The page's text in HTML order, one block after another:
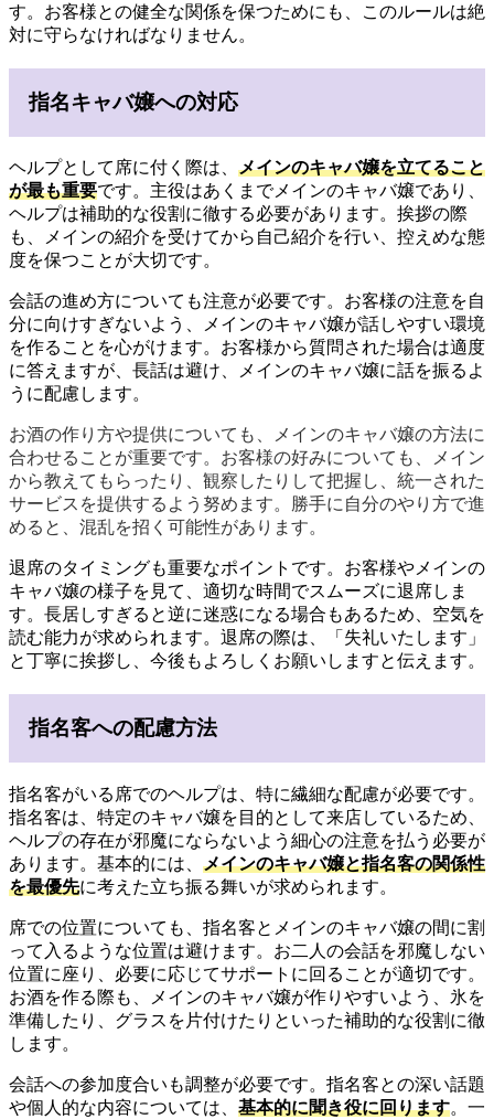
す。お客様との健全な関係を保つためにも、このルールは絶
対に守らなければなりません。
指名キャバ嬢への対応
ヘルプとして席に付く際は、 メインのキャバ嬢を立てること
が最も重要です。主役はあくまでメインのキャバ嬢であり、
ヘルプは補助的な役割に徹する必要があります。挨拶の際
も、メインの紹介を受けてから自己紹介を行い、控えめな態
度を保つことが大切です。
会話の進め方についても注意が必要です。お客様の注意を自
分に向けすぎないよう、メインのキャバ嬢が話しやすい環境
を作ることを心がけます。お客様から質問された場合は適度
に答えますが、長話は避け、メインのキャバ嬢に話を振るよ
うに配慮します。
お酒の作り方や提供についても、メインのキャバ嬢の方法に
合わせることが重要です。お客様の好みについても、メイン
から教えてもらったり、観察したりして把握し、統一された
サービスを提供するよう努めます。勝手に自分のやり方で進
めると、混乱を招く可能性があります。
退席のタイミングも重要なポイントです。お客様やメインの
キャバ嬢の様子を見て、適切な時間でスムーズに退席しま
す。長居しすぎると逆に迷惑になる場合もあるため、空気を
読む能力が求められます。退席の際は、「失礼いたします」
と丁寧に挨拶し、今後もよろしくお願いしますと伝えます。
指名客への配慮方法
指名客がいる席でのヘルプは、特に繊細な配慮が必要です。
指名客は、特定のキャバ嬢を目的として来店しているため、
ヘルプの存在が邪魔にならないよう細心の注意を払う必要が
あります。基本的には、 メインのキャバ嬢と指名客の関係性
を最優先に考えた立ち振る舞いが求められます。
席での位置についても、指名客とメインのキャバ嬢の間に割
って入るような位置は避けます。お二人の会話を邪魔しない
位置に座り、必要に応じてサポートに回ることが適切です。
お酒を作る際も、メインのキャバ嬢が作りやすいよう、氷を
準備したり、グラスを片付けたりといった補助的な役割に徹
します。
会話への参加度合いも調整が必要です。指名客との深い話題
や個人的な内容については、 基本的に聞き役に回ります。一